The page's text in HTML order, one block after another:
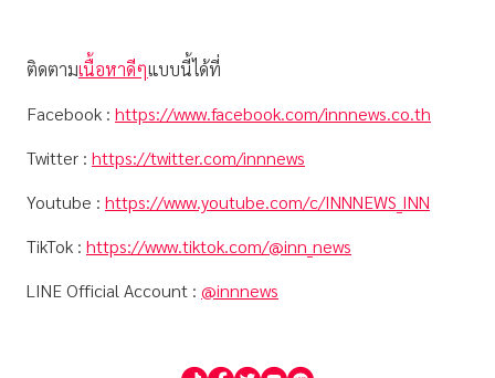
ติดตามเนื้อหาดีๆแบบนี้ได้ที่
Facebook : https://www.facebook.com/innnews.co.th
Twitter : https://twitter.com/innnews
Youtube : https://www.youtube.com/c/INNNEWS_INN
TikTok : https://www.tiktok.com/@inn_news
LINE Official Account : @innnews